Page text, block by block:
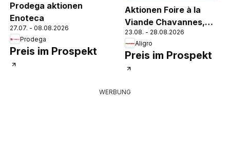
Prodega aktionen
Enoteca
27.07. - 08.08.2026
Prodega
Preis im Prospekt
Aktionen Foire à la
Viande Chavannes,
Matran, Genève, Sion
23.08. - 28.08.2026
Aligro
Preis im Prospekt
WERBUNG